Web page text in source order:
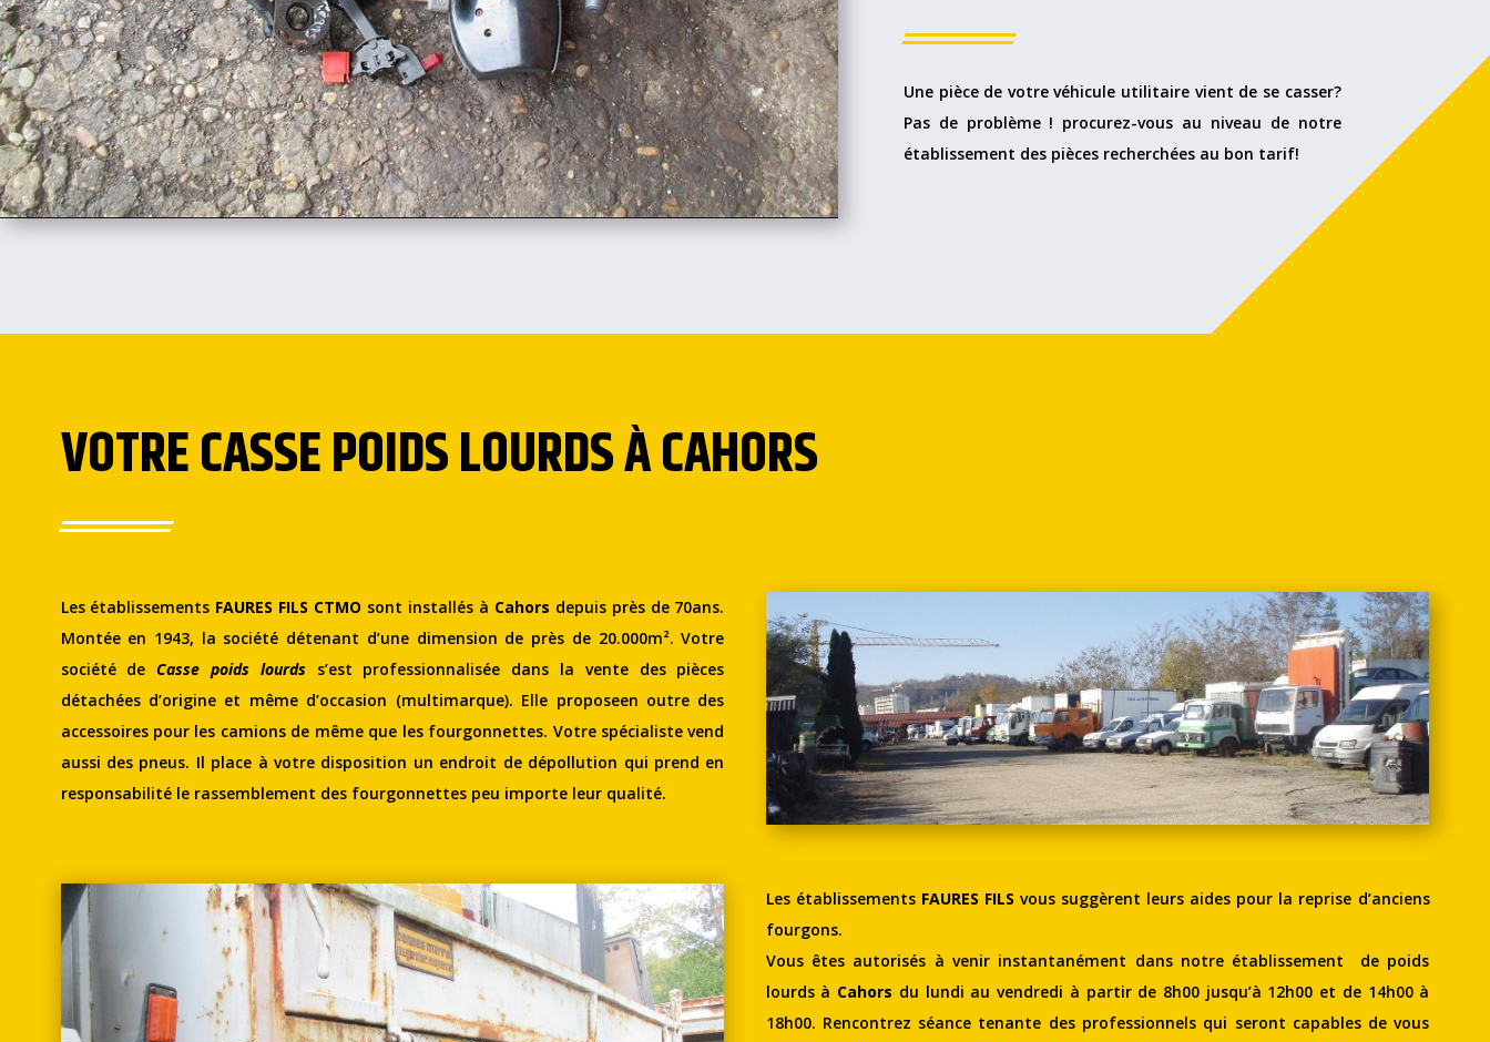
Une pièce de votre véhicule utilitaire vient de se casser?
Pas de problème ! procurez-vous au niveau de notre
établissement des pièces recherchées au bon tarif!
VOTRE CASSE POIDS LOURDS À CAHORS
Les établissements FAURES FILS CTMO sont installés à Cahors depuis près de 70ans.
Montée en 1943, la société détenant d’une dimension de près de 20.000m². Votre
société deCasse poids lourdss’est professionnalisée dans la vente des pièces
détachées d’origine et même d’occasion (multimarque). Elle proposeen outre des
accessoires pour les camions de même que les fourgonnettes. Votre spécialiste vend
aussi des pneus. Il place à votre disposition un endroit de dépollution qui prend en
responsabilité le rassemblement des fourgonnettes peu importe leur qualité.
Les établissements FAURES FILS vous suggèrent leurs aides pour la reprise d’anciens
fourgons.
Vous êtes autorisés à venir instantanément dans notre établissement de poids
lourds à Cahors du lundi au vendredi à partir de 8h00 jusqu’à 12h00 et de 14h00 à
18h00. Rencontrez séance tenante des professionnels qui seront capables de vous